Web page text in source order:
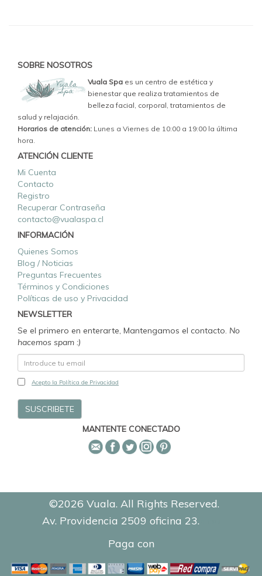
SOBRE NOSOTROS
Vuala Spa es un centro de estética y
bienestar que realiza tratamientos de
belleza facial, corporal, tratamientos de
salud y relajación.
Horarios de atención: Lunes a Viernes de 10:00 a 19:00 la última
hora.
ATENCIÓN CLIENTE
Mi Cuenta
Contacto
Registro
Recuperar Contraseña
contacto@vualaspa.cl
INFORMACIÓN
Quienes Somos
Blog / Noticias
Preguntas Frecuentes
Términos y Condiciones
Políticas de uso y Privacidad
NEWSLETTER
Se el primero en enterarte, Mantengamos el contacto. No
hacemos spam :)
Acepto la Política de Privacidad
MANTENTE CONECTADO
©2026 Vuala. All Rights Reserved.
Av. Providencia 2509 oficina 23.
Paga con